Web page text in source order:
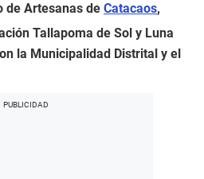
de Artesanas de Catacaos,
Tallapoma de Sol y Luna
la Municipalidad Distrital y el